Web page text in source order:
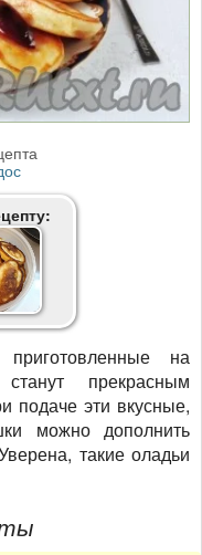
на
прекрасным
подаче эти вкусные,
можно дополнить
такие оладьи